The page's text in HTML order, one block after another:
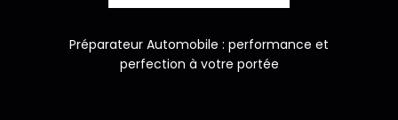
Préparateur Automobile : performance et
perfection à votre portée